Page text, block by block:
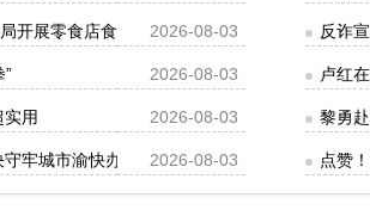
开展零食店食品安全专项执法检查
2026-08-03 反诈
” 2026-08-03 卢红
用 2026-08-03 黎勇
牢城市渝快办app安全防线坚决守护人民群众
2026-08-03 点赞